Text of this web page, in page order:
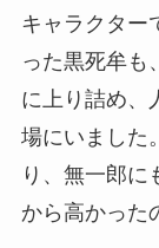
キャラクター
った黒死牟も
に上り詰め、
場にいました
り、無一郎に
から高かった